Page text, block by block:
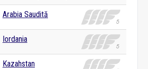
Arabia Saudită
Iordania
Kazahstan